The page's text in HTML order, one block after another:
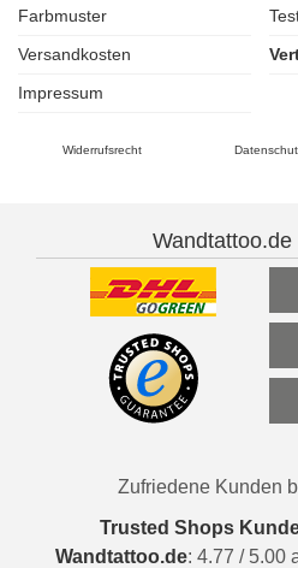
Farbmuster
Versandkosten
Impressum
Widerrufsrecht
Zufriedene Kunden
Trusted Shops
Wandtattoo.de: 4.77 / 5.00